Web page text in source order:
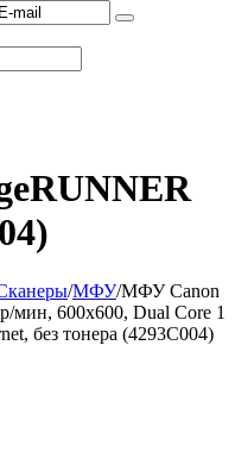
/МФУ/МФУ Canon
мин, 600x600, Dual Core 1
без тонера (4293C004)